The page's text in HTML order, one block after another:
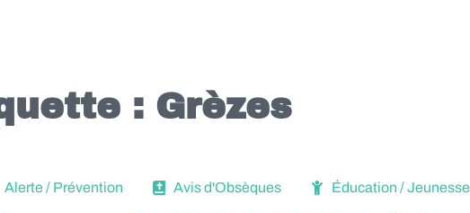
: Grèzes
Alerte / Prévention Avis d'Obsèques Éducation / Jeunesse